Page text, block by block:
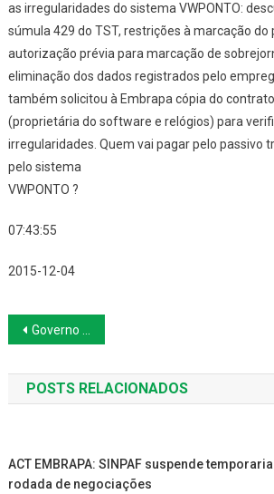
as irregularidades do sistema VWPONTO:
súmula 429 do TST, restrições à marcação do
autorização prévia para marcação de
eliminação dos dados registrados pelo
também solicitou à Embrapa cópia do
(proprietária do software e relógios) para
irregularidades. Quem vai pagar pelo passivo
pelo sistema
VWPONTO ?
07:43:55
2015-12-04
Navegação
de
Post
Governo cobrará bancos por folha de pagamento dos servidores federais
POSTS RELACIONADOS
ACT EMBRAPA: SINPAF suspende
rodada de negociações